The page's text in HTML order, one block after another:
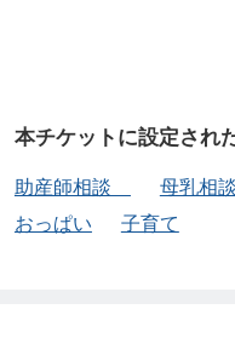
本チケットに設定され
助産師相談 母乳相談
おっぱい
子育て